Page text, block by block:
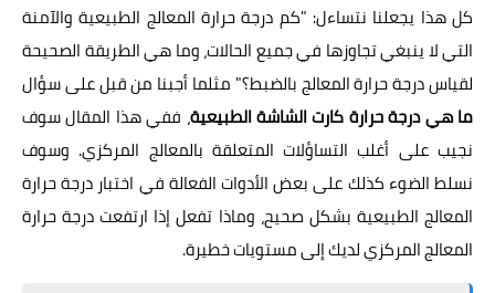
كل هذا يجعلنا نتساءل: "كم درجة حرارة المعالج الطبيعية والآمنة
التي لا ينبغي تجاوزها في جميع الحالات، وما هي الطريقة الصحيحة
لقياس درجة حرارة المعالج بالضبط؟" مثلما أجبنا من قبل على سؤال
ما هي درجة حرارة كارت الشاشة الطبيعية، ففي هذا المقال سوف
نجيب على أغلب التساؤلات المتعلقة بالمعالج المركزي. وسوف
نسلط الضوء كذلك على بعض الأدوات الفعالة في اختبار درجة حرارة
المعالج الطبيعية بشكل صحيح، وماذا تفعل إذا ارتفعت درجة حرارة
المعالج المركزي لديك إلى مستويات خطيرة.